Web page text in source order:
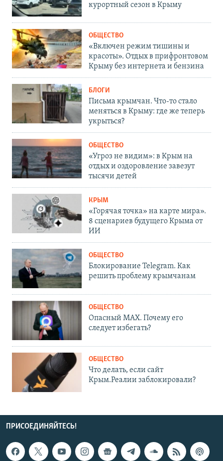
курортный сезон в Крыму
ОБЩЕСТВО
«Включен режим тишины и
красоты». Отдых в прифронтовом
Крыму без интернета и бензина
БЛОГИ
Письма крымчан. Что-то стало
меняться в Крыму: где же теперь
укрыться?
ОБЩЕСТВО
«Угроз не видим»: в Крым на
отдых и оздоровление завезут
тысячи детей
КРЫМ
«Горячая точка» на карте мира».
8 сценариев будущего Крыма от
ИИ
ОБЩЕСТВО
Блокирование Telegram. Как
решить проблему крымчанам
ОБЩЕСТВО
Опасный MAX. Почему его
следует избегать?
ОБЩЕСТВО
Что делать, если сайт
Крым.Реалии заблокировали?
ПРИСОЕДИНЯЙТЕСЬ!